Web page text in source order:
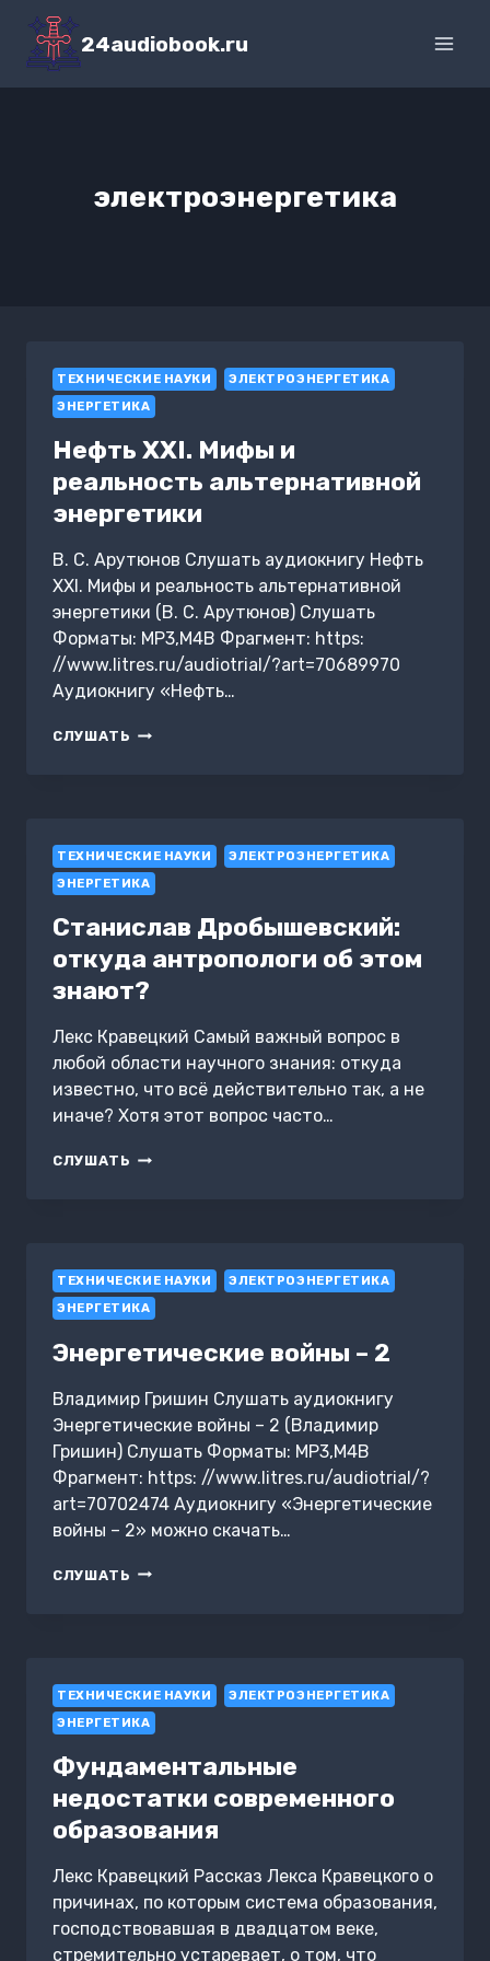
Перейти
содержимому
24audiobook.ru
электроэнергетика
ТЕХНИЧЕСКИЕ НАУКИ
ЭЛЕКТРОЭНЕРГЕТИКА
ЭНЕРГЕТИКА
Нефть XXI. Мифы и
реальность альтернативной
энергетики
В. С. Арутюнов Слушать аудиокнигу Нефть
XXI. Мифы и реальность альтернативной
энергетики (В. С. Арутюнов) Слушать
Форматы: MP3,M4B Фрагмент: https:
//www.litres.ru/audiotrial/?art=70689970
Аудиокнигу «Нефть…
СЛУШАТЬ НЕФТЬ
ЭНЕРГЕТИКИ
ТЕХНИЧЕСКИЕ НАУКИ
ЭЛЕКТРОЭНЕРГЕТИКА
ЭНЕРГЕТИКА
Станислав Дробышевский:
откуда антропологи об этом
знают?
Лекс Кравецкий Самый важный вопрос в
любой области научного знания: откуда
известно, что всё действительно так, а не
иначе? Хотя этот вопрос часто…
СЛУШАТЬ СТАНИСЛАВ
ЗНАЮТ?
ТЕХНИЧЕСКИЕ НАУКИ
ЭЛЕКТРОЭНЕРГЕТИКА
ЭНЕРГЕТИКА
Энергетические войны – 2
Владимир Гришин Слушать аудиокнигу
Энергетические войны – 2 (Владимир
Гришин) Слушать Форматы: MP3,M4B
Фрагмент: https: //www.litres.ru/audiotrial/?
art=70702474 Аудиокнигу «Энергетические
войны – 2» можно скачать…
СЛУШАТЬ ЭНЕРГЕТИЧЕСКИЕ
ТЕХНИЧЕСКИЕ НАУКИ
ЭЛЕКТРОЭНЕРГЕТИКА
ЭНЕРГЕТИКА
Фундаментальные
недостатки современного
образования
Лекс Кравецкий Рассказ Лекса Кравецкого о
причинах, по которым система образования,
господствовавшая в двадцатом веке,
стремительно устаревает, о том, что